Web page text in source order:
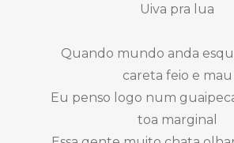
Uiva pra lua
Quando mundo anda
careta feio e mau
Eu penso logo num
toa marginal